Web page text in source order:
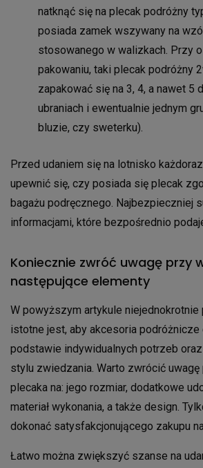
natknąć się na plecak podróżny
posiada zamek wszywany na
stosowanego w walizkach. Przy
pakowaniu, taki plecak podróżny
zapakować się na 3, 4, a nawet 5
ubraniach i ewentualnie jednym
bluzie, czy sweterku).
Przed udaniem się na lotnisko
upewnić się, czy posiada się plecak
bagażu podręcznego. Najbezpieczniej
informacjami, które bezpośrednio
Koniecznie zwróć uwagę przy
następujące elementy
W powyższym artykule niejednokrotnie
istotne jest, aby akcesoria podróżnicze
podstawie indywidualnych potrzeb
stylu zwiedzania. Warto zwrócić
plecaka na: jego rozmiar, dodatkowe
materiał wykonania, a także design.
dokonać satysfakcjonującego zakupu
Łatwo można zwiększyć szanse na